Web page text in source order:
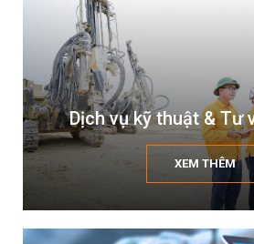
Dịch vụ kỹ thuật & Tư
XEM THÊM